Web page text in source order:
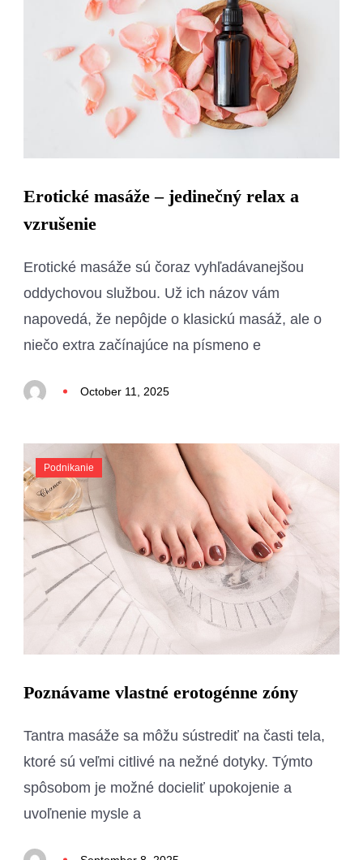
Erotické masáže – jedinečný relax a
vzrušenie
Erotické masáže sú čoraz vyhľadávanejšou
oddychovou službou. Už ich názov vám
napovedá, že nepôjde o klasickú masáž, ale o
niečo extra začínajúce na písmeno e
October 11, 2025
Podnikanie
Poznávame vlastné erotogénne zóny
Tantra masáže sa môžu sústrediť na časti tela,
ktoré sú veľmi citlivé na nežné dotyky. Týmto
spôsobom je možné docieliť upokojenie a
uvoľnenie mysle a